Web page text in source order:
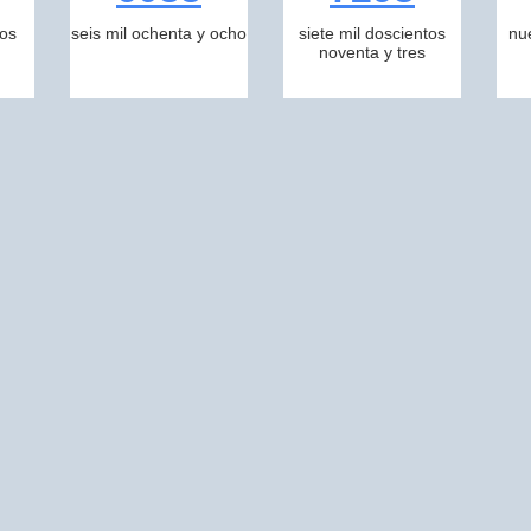
seis mil ochenta y ocho
siete mil doscientos
noventa y tres